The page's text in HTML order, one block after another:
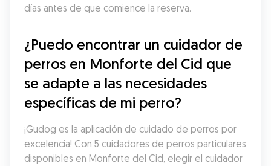
días antes de que comience la reserva.
¿Puedo encontrar un cuidador de
perros en Monforte del Cid que
se adapte a las necesidades
específicas de mi perro?
¡Gudog es la aplicación de cuidado de perros por
excelencia! Con 5 cuidadores de perros particulares
disponibles en Monforte del Cid, elegir el cuidador